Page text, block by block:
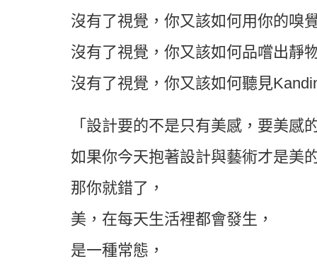
沒有了視覺，你又該如何用你的嗅
沒有了視覺，你又該如何品嚐出靜
沒有了視覺，你又該如何聽見
「設計要的不是只有美感，要美感
如果你今天抱著設計與藝術才是美
那你就錯了，
美，在每天生活裡都會發生，
是一種常態，